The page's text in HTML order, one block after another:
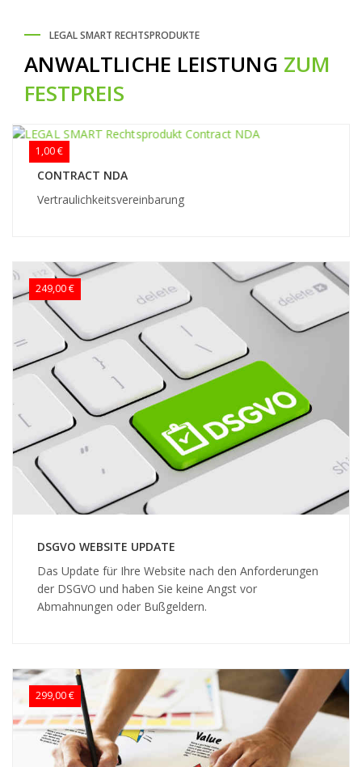
LEGAL SMART RECHTSPRODUKTE
ANWALTLICHE LEISTUNG ZUM
FESTPREIS
1,00 €
CONTRACT NDA
Vertraulichkeitsvereinbarung
249,00 €
DSGVO WEBSITE UPDATE
Das Update für Ihre Website nach den Anforderungen
der DSGVO und haben Sie keine Angst vor
Abmahnungen oder Bußgeldern.
299,00 €